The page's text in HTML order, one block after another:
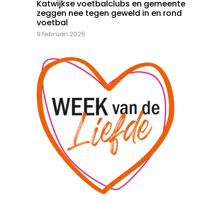
Katwijkse voetbalclubs en gemeente
zeggen nee tegen geweld in en rond
voetbal
9 februari 2026